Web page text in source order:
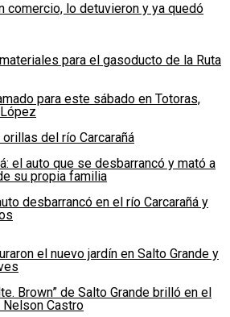
comercio, lo detuvieron y ya quedó
para el gasoducto de la Ruta
para este sábado en Totoras,
del río Carcarañá
el auto que se desbarrancó y mató a
su propia familia
desbarrancó en el río Carcarañá y
el nuevo jardín en Salto Grande y
Brown” de Salto Grande brilló en el
Nelson Castro